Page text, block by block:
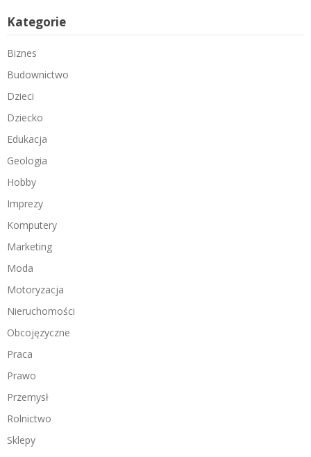
Kategorie
Biznes
Budownictwo
Dzieci
Dziecko
Edukacja
Geologia
Hobby
Imprezy
Komputery
Marketing
Moda
Motoryzacja
Nieruchomości
Obcojęzyczne
Praca
Prawo
Przemysł
Rolnictwo
Sklepy